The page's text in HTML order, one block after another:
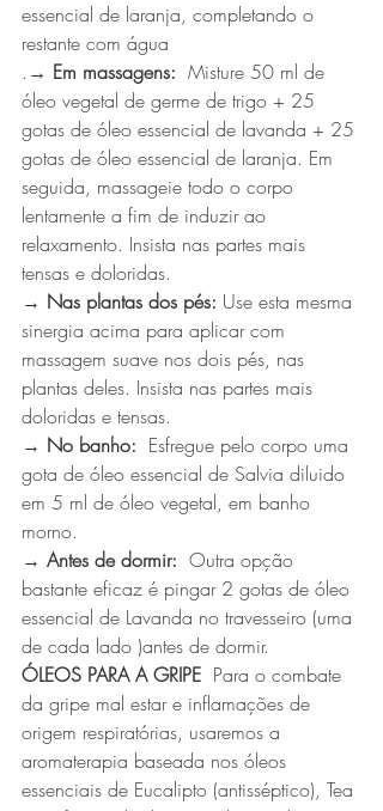
essencial de laranja, completando o
restante com água
. → Em massagens:
  Misture 50 ml de
óleo vegetal de germe de trigo + 25
gotas de óleo essencial de lavanda + 25
gotas de óleo essencial de laranja. Em
seguida, massageie todo o corpo
lentamente a fim de induzir ao
relaxamento. Insista nas partes mais
tensas e doloridas.
→ Nas plantas dos pés: Use esta mesma
sinergia acima para aplicar com
massagem suave nos dois pés, nas
plantas deles. Insista nas partes mais
doloridas e tensas.
→ No banho:
  Esfregue pelo corpo uma
gota de óleo essencial de Salvia diluido
em 5 ml de óleo vegetal, em banho
morno.
→ Antes de dormir:
  Outra opção
bastante eficaz é pingar 2 gotas de óleo
essencial de Lavanda no travesseiro (uma
de cada lado )antes de dormir.
ÓLEOS PARA A GRIPE Para o combate
da gripe mal estar e inflamações de
origem respiratórias, usaremos a
aromaterapia baseada nos óleos
essenciais de Eucalipto (antisséptico), Tea